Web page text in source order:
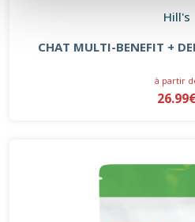
Hill's
CHAT MULTI-BENEFIT +
à partir